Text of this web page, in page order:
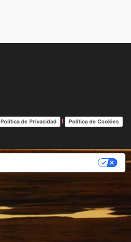
Política de Privacidad | Política de Cookies